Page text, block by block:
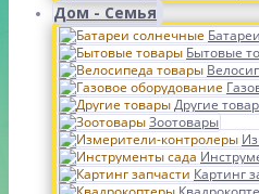
Дом - Семья
Бытовые
Другие
Зоотовары
Картинг